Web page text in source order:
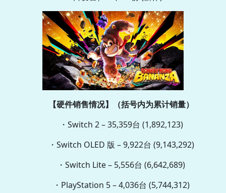
【硬件销售情况】（括号内为累计销量）
・Switch 2 – 35,359台 (1,892,123)
・Switch OLED 版 – 9,922台 (9,143,292)
・Switch Lite – 5,556台 (6,642,689)
・PlayStation 5 – 4,036台 (5,744,312)